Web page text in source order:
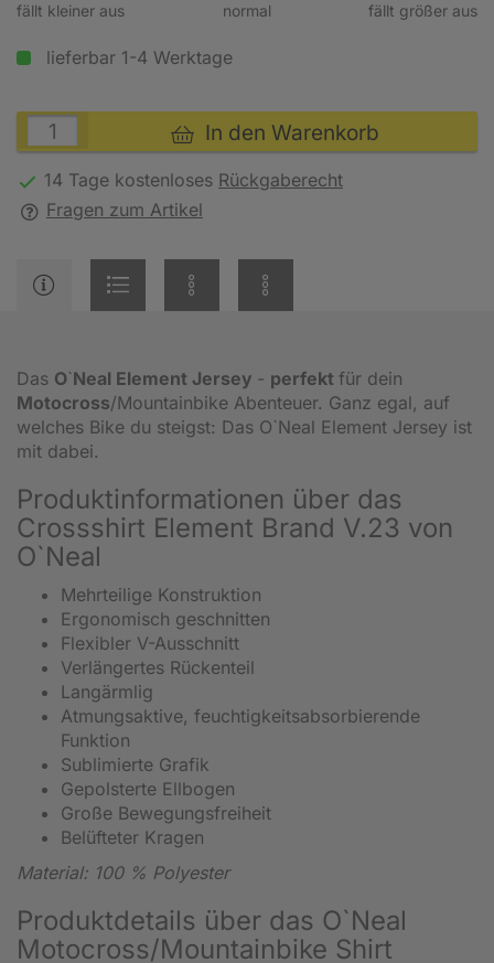
fällt kleiner aus fällt größer aus
normal
lieferbar 1-4 Werktage
In den Warenkorb
14 Tage kostenloses Rückgaberecht
Fragen zum Artikel
Das O`Neal Element Jersey - perfekt für dein
Motocross/Mountainbike Abenteuer. Ganz egal, auf
welches Bike du steigst: Das O`Neal Element Jersey ist
mit dabei.
Produktinformationen über das
Crossshirt Element Brand V.23 von
O`Neal
Mehrteilige Konstruktion
Ergonomisch geschnitten
Flexibler V-Ausschnitt
Verlängertes Rückenteil
Langärmlig
Atmungsaktive, feuchtigkeitsabsorbierende
Funktion
Sublimierte Grafik
Gepolsterte Ellbogen
Große Bewegungsfreiheit
Belüfteter Kragen
Material: 100 % Polyester
Produktdetails über das O`Neal
Motocross/Mountainbike Shirt